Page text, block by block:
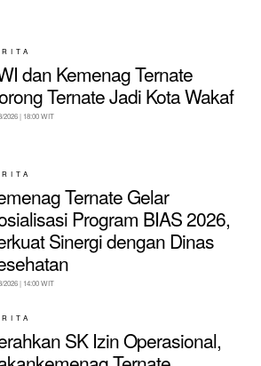
dan Kemenag Ternate
Ternate Jadi Kota Wakaf
2026 | 18:00 WIT
Ternate Gelar
Program BIAS 2026,
Sinergi dengan Dinas
2026 | 14:00 WIT
SK Izin Operasional,